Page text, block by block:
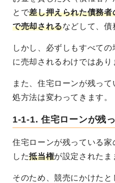
とで差し押えられた債務者
で売却されるなどして、債
しかし、必ずしもすべて
に売却されるわけではあり
また、住宅ローンが残っ
処方法は変わってきます。
1-1-1. 住宅ローンが残
住宅ローンが残っている
した抵当権が設定されたま
そのため、競売にかけた